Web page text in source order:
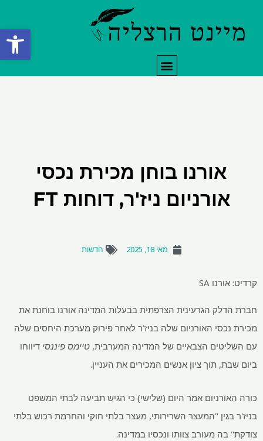
פתח
תפריט
אורנו בוחן מכירת נכסי
אורניום ניז'ר, דוחות FT
מאי 18, 2025 חדשות
קרדיט: אורנו SA
חברת הדלק הגרעינית הצרפתית בבעלות המדינה אורנו בוחנת את
מכירת נכסי האורניום שלה בניז'ר ​​לאחר פירוק מערכת היחסים שלה
עם השליטים הצבאיים של המדינה המערבית, טיימס פיננסי דיווחו
ביום שבת, תוך ציון אנשים המכירים את העניין.
כורה האורניום אמר היום (שלישי) כי הגיש תביעה לבתי המשפט
בניז'ר ​​בגין "המעצר השרירותי, מעצר בלתי חוקי והחרמת רכוש בלתי
צודקת" בה מעורב צוותו ונכסיו במדינה.